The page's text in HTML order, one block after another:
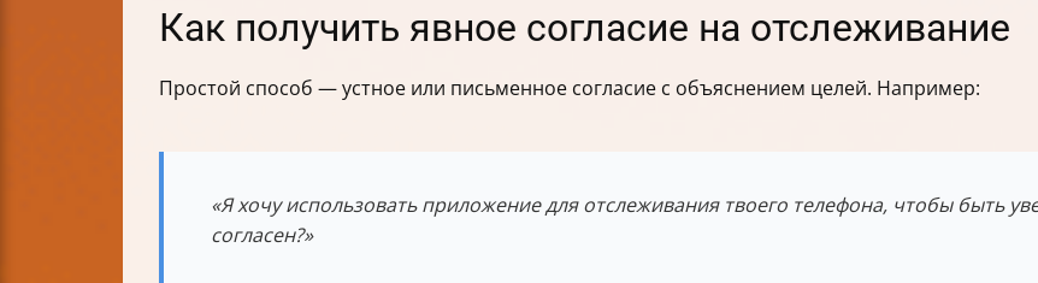
Как получить явное согласие на отслеживание
Простой способ — устное или письменное согласие с объяснением целей. Например:
«Я хочу использовать приложение для отслеживания твоего телефона, чтобы быть
согласен?»